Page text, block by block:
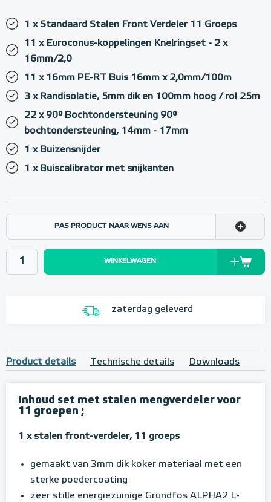
1 x Standaard Stalen Front Verdeler 11 Groeps
11 x Euroconus-koppelingen Knelringset - 2 x
16mm/2,0
11 x 16mm PE-RT Buis 16mm x 2,0mm/100m
3 x Randisolatie, 5mm dik en 100mm hoog / rol 25m
22 x 90° Bochtondersteuning 90°
bochtondersteuning, 14mm - 17mm
1 x Buizensnijder
1 x Buiscalibrator met snijkanten
PAS PRODUCT NAAR WENS AAN
WINKELWAGEN
zaterdag geleverd
Product details Technische details Downloads
Inhoud set met stalen mengverdeler voor
11 groepen ;
1 x stalen front-verdeler, 11 groeps
gemaakt van 3mm dik koker materiaal met een
sterke poedercoating
zeer stille energiezuinige Grundfos ALPHA2 L-